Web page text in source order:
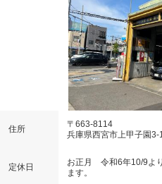
住所
〒663-8114
兵庫県西宮市上甲子園3-
定休日
お正月 令和6年10/9よ
ます。